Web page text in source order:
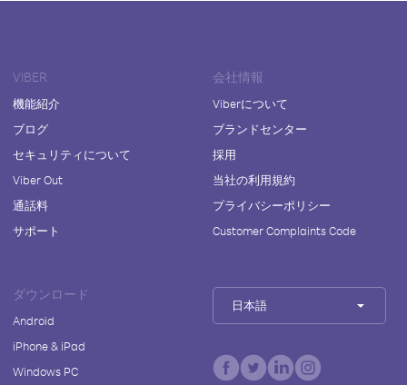
VIBER
機能紹介
ブログ
セキュリティについて
Viber Out
通話料
サポート
会社情報
Viberについて
ブランドセンター
採用
当社の利用規約
プライバシーポリシー
Customer Complaints Code
ダウンロード
Android
iPhone & iPad
Windows PC
日本語